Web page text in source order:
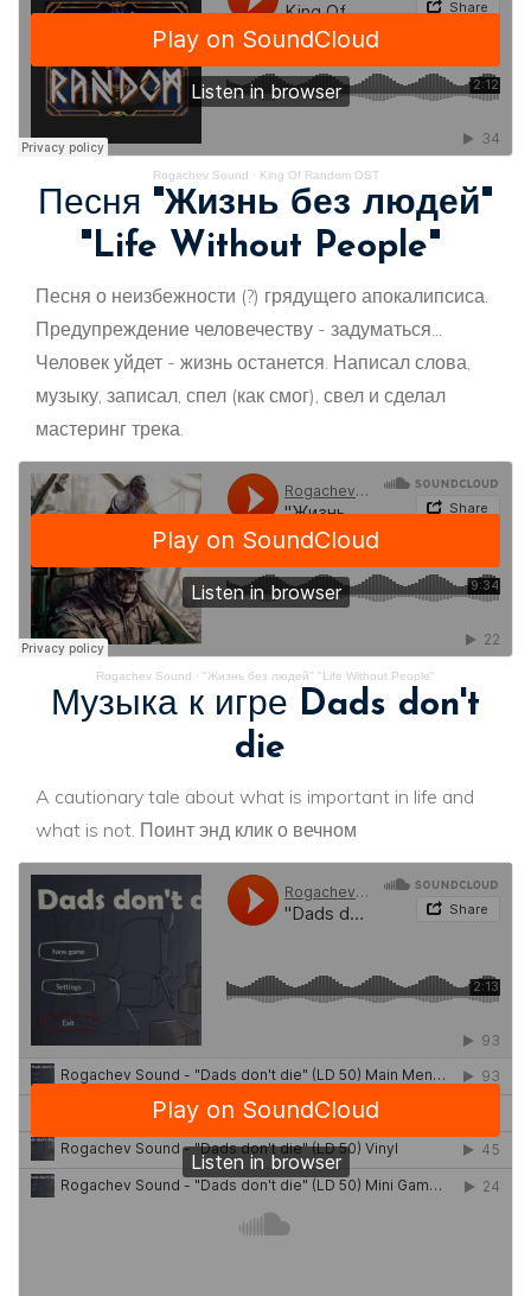
Rogachev Sound · King Of Random OST
Песня "Жизнь без людей"
"Life Without People"
Песня о неизбежности (?) грядущего апокалипсиса.
Предупреждение человечеству - задуматься...
Человек уйдет - жизнь останется. Написал слова,
музыку, записал, спел (как смог), свел и сделал
мастеринг трека.
Rogachev Sound · "Жизнь без людей" "Life Without People"
Музыка к игре Dads don't
die
A cautionary tale about what is important in life and
what is not. Поинт энд клик о вечном